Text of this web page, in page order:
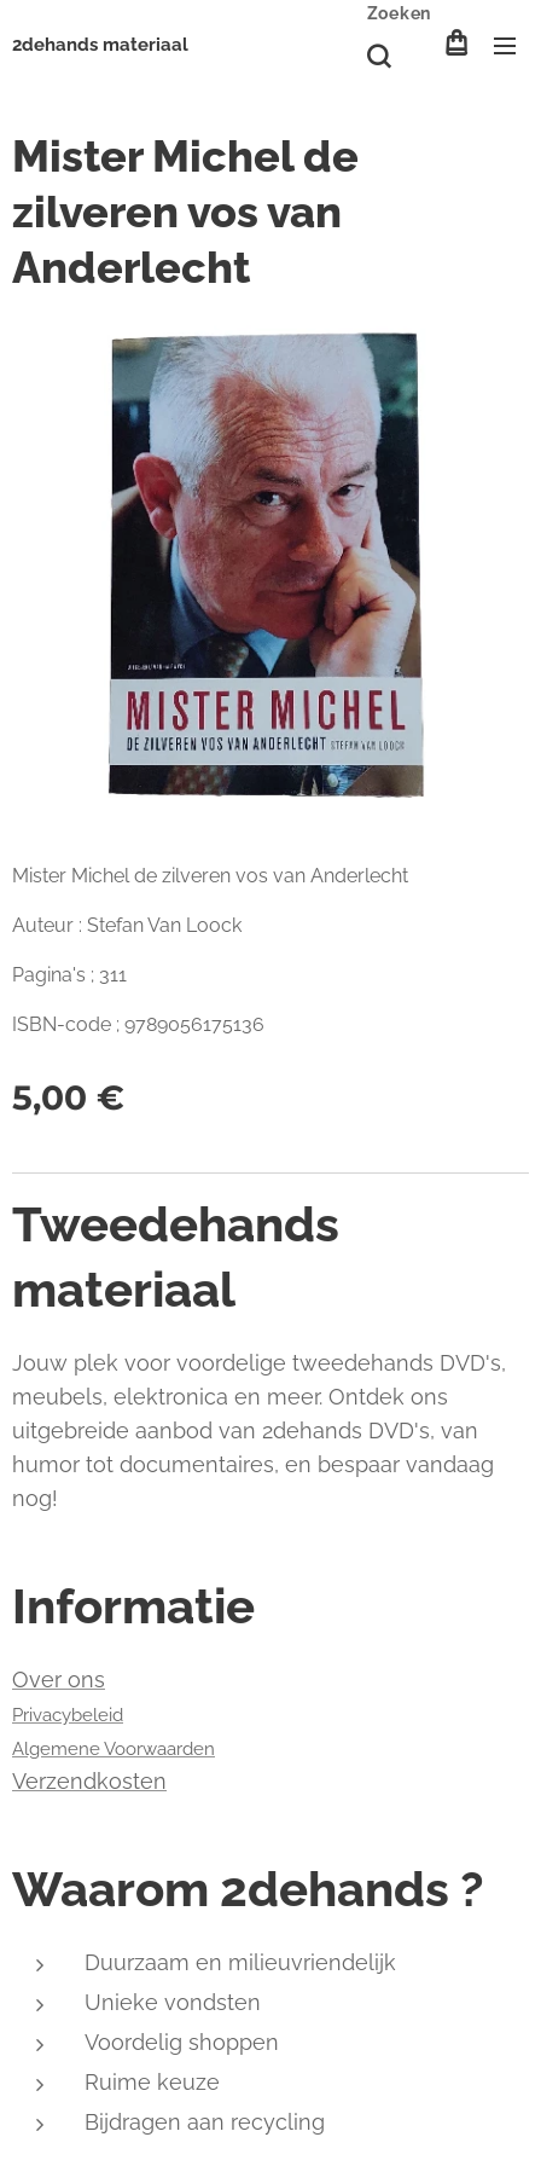
2dehands materiaal
Zoeken
Mister Michel de
zilveren vos van
Anderlecht
Mister Michel de zilveren vos van Anderlecht
Auteur : Stefan Van Loock
Pagina's ; 311
ISBN-code ; 9789056175136
5,00 €
Tweedehands
materiaal
Jouw plek voor voordelige tweedehands DVD's,
meubels, elektronica en meer. Ontdek ons
uitgebreide aanbod van 2dehands DVD's, van
humor tot documentaires, en bespaar vandaag
nog!
Informatie
Over ons
Privacybeleid
Algemene Voorwaarden
Verzendkosten
Waarom 2dehands ?
Duurzaam en milieuvriendelijk
Unieke vondsten
Voordelig shoppen
Ruime keuze
Bijdragen aan recycling